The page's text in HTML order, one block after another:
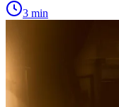
3 min